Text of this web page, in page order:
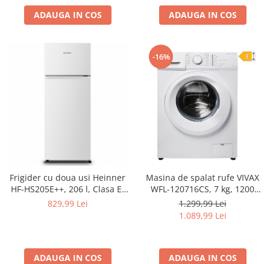
ADAUGA IN COS ADAUGA IN COS
Frigider cu doua usi Heinner
HF-HS205E++, 206 l, Clasa E,
lumina LED, 3 rafturi de sticla,
829,99 Lei
ADAUGA IN COS
-16%
Masina de spalat rufe VIVAX
WFL-120716CS, 7 kg, 1200
RPM, Clasa A, Motor Inverter,
Alb
1.299,99 Lei
1.089,99 Lei
ADAUGA IN COS